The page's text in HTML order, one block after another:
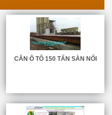
- TOLEDO
CÂN Ô TÔ 150 TẤN SÀN NỔI